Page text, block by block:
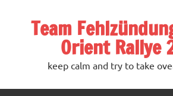
Team
Orient Rallye
keep calm and try to take